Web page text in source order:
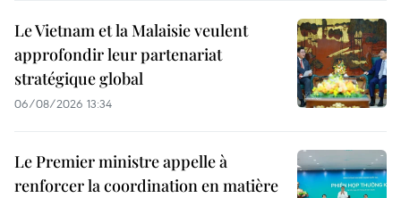
Le Vietnam et la Malaisie veulent
approfondir leur partenariat
stratégique global
06/08/2026 13:34
Le Premier ministre appelle à
renforcer la coordination en matière